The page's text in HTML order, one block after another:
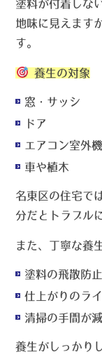
塗料が付着しな
地味に見えます
す。
養生の対象
窓・サッシ
ドア
エアコン室外機
車や植木
名東区の住宅で
分だとトラブル
また、丁寧な養
塗料の飛散防止
仕上がりのラ
清掃の手間が
養生がしっかり